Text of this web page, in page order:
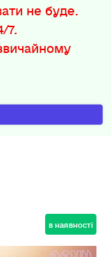
не буде.
в наявності